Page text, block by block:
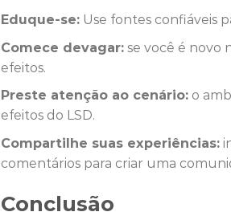
Eduque-se: Use fontes confiáveis
Comece devagar: se você é novo
efeitos.
Preste atenção ao cenário: o
efeitos do LSD.
Compartilhe suas experiências:
comentários para criar uma
Conclusão